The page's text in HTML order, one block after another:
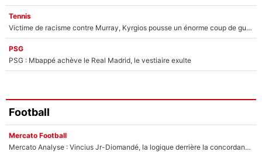
Tennis
Victime de racisme contre Murray, Kyrgios pousse un énorme coup de gueule !
PSG
PSG : Mbappé achève le Real Madrid, le vestiaire exulte
Football
Mercato Football
Mercato Analyse : Vincius Jr-Diomandé, la logique derrière la concordance des temps